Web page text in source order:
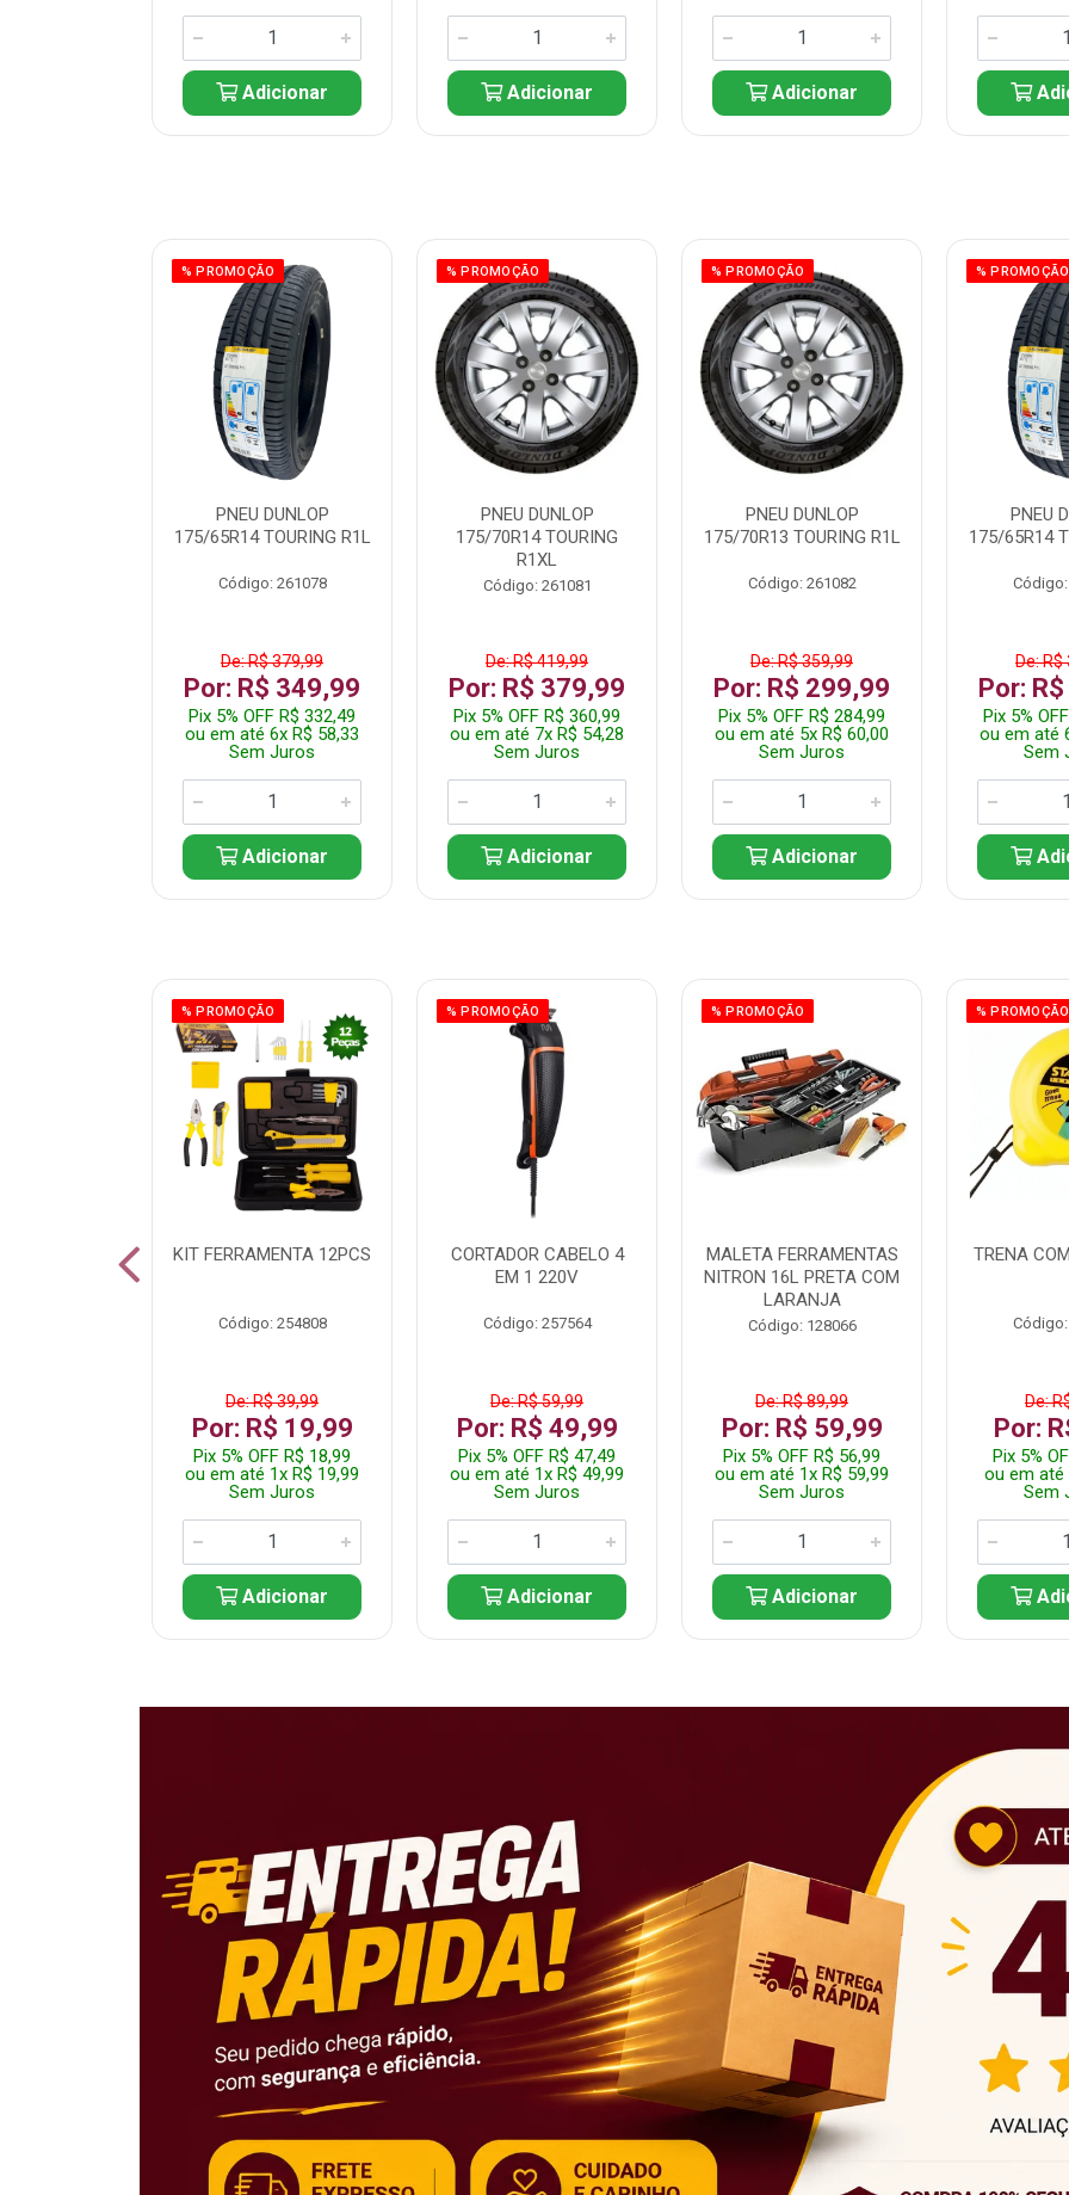
Adicionar Adicionar Adicionar
% PROMOÇÃO
PNEU DUNLOP
175/65R14 TOURING R1L
Código: 261078
De: R$ 379,99
Por: R$ 349,99
Pix 5% OFF R$ 332,49
ou em até 6x R$ 58,33
Sem Juros
Adicionar
% PROMOÇÃO
PNEU DUNLOP
175/70R14 TOURING
R1XL
Código: 261081
De: R$ 419,99
Por: R$ 379,99
Pix 5% OFF R$ 360,99
ou em até 7x R$ 54,28
Sem Juros
Adicionar
% PROMOÇÃO
PNEU DUNLOP
175/70R13 TOURING R1L
Código: 261082
De: R$ 359,99
Por: R$ 299,99
Pix 5% OFF R$ 284,99
ou em até 5x R$ 60,00
Sem Juros
Adicionar
% PROMOÇÃO
PNEU
175/65R14
De: R$
Por:
Pix 5%
ou em até
Sem
% PROMOÇÃO
KIT FERRAMENTA 12PCS
Código: 254808
De: R$ 39,99
Por: R$ 19,99
Pix 5% OFF R$ 18,99
ou em até 1x R$ 19,99
Sem Juros
Adicionar
% PROMOÇÃO
CORTADOR CABELO 4
EM 1 220V
Código: 257564
De: R$ 59,99
Por: R$ 49,99
Pix 5% OFF R$ 47,49
ou em até 1x R$ 49,99
Sem Juros
Adicionar
% PROMOÇÃO
MALETA FERRAMENTAS
NITRON 16L PRETA COM
LARANJA
Código: 128066
De: R$ 89,99
Por: R$ 59,99
Pix 5% OFF R$ 56,99
ou em até 1x R$ 59,99
Sem Juros
Adicionar
% PROMOÇÃO
TRENA
De:
Por:
Pix 5%
ou em até
Sem